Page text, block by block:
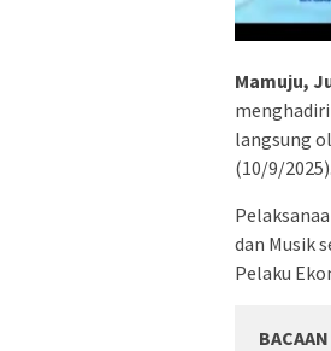
Mamuju,
langsung
(10/9/2025).
dan Musik
Pelaku